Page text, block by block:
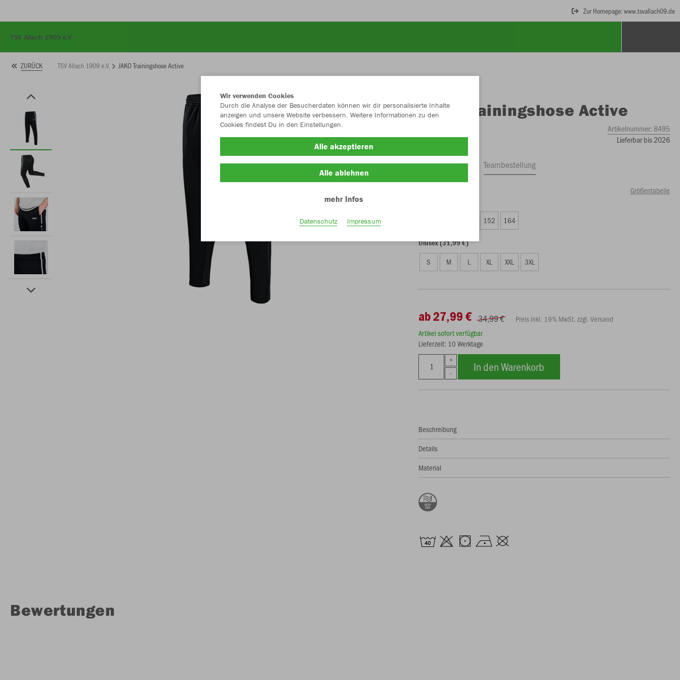
Zur Homepage: www.tsvallach09.de
TSV Allach 1909 e.V.
ZURÜCK TSV Allach 1909 e.V. JAKO Trainingshose Active
JAKO Trainingshose Active
Artikelnummer:8495
Lieferbar bis 2026
Einzelauftrag Teambestellung
Größentabelle
152 164
Unisex (31,99 €)
S M L XL XXL 3XL
ab 27,99 € 34,99 €
Preis inkl. 19% MwSt. zzgl. Versand
Artikel sofort verfügbar
Lieferzeit: 10 Werktage
In den Warenkorb
Beschreibung
Details
Material
Bewertungen
Wir verwenden Cookies
Durch die Analyse der Besucherdaten können wir dir personalisierte Inhalte
anzeigen und unsere Website verbessern. Weitere Informationen zu den
Cookies findest Du in den Einstellungen.
Alle akzeptieren
Alle ablehnen
mehr Infos
Datenschutz Impressum